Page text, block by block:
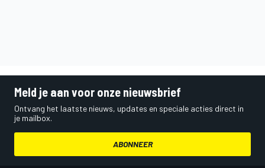
Meld je aan voor onze nieuwsbrief
Ontvang het laatste nieuws, updates en speciale acties direct in
je mailbox.
ABONNEER